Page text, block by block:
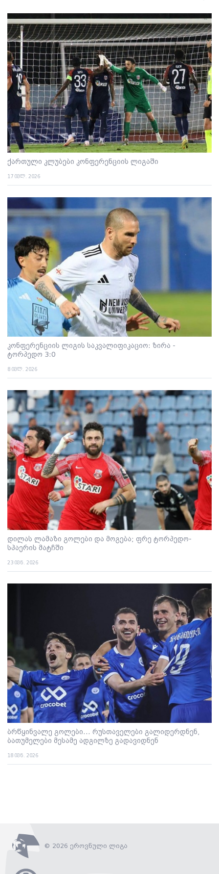
ქართული კლუბები კონფერენციის ლიგაში
17 ივლ. 2026
კონფერენციის ლიგის საკვალიფიკაციო: ზირა -
ტორპედო 3:0
8 ივლ. 2026
დილას ლამაზი გოლები და მოგება; ფრე ტორპედო-
სპაერის მატჩში
23 ივნ. 2026
ბრწყინვალე გოლები... რუსთაველები გალიდერდნენ,
ბათუმელები მესამე ადგილზე გადავიდნენ
18 ივნ. 2026
© 2026 ეროვნული ლიგა